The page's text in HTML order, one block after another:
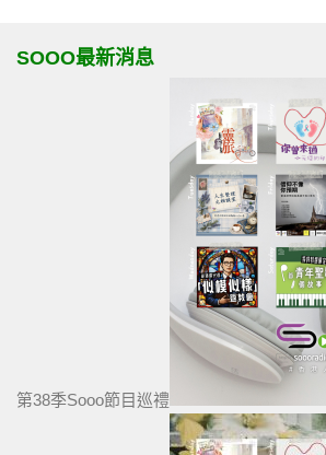
SOOO最新消息
第38季Sooo節目巡禮